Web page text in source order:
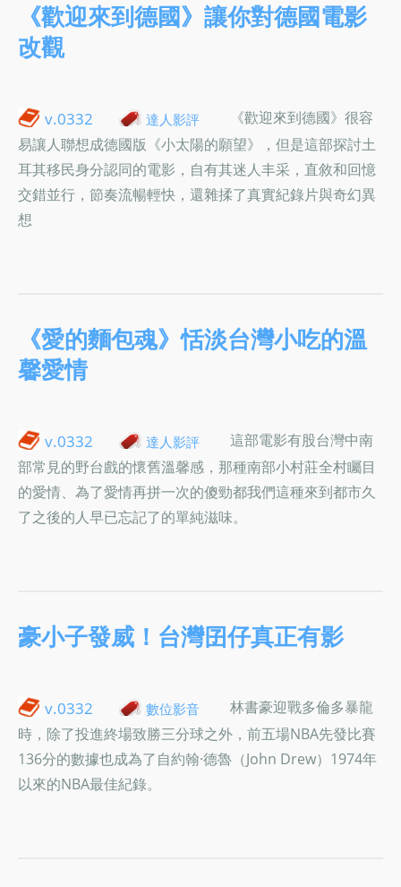
《歡迎來到德國》讓你對德國電影
改觀
v.0332 達人影評
《歡迎來到德國》很容
易讓人聯想成德國版《小太陽的願望》，但是這部探討土
耳其移民身分認同的電影，自有其迷人丰采，直敘和回憶
交錯並行，節奏流暢輕快，還雜揉了真實紀錄片與奇幻異
想
《愛的麵包魂》恬淡台灣小吃的溫
馨愛情
v.0332 達人影評
這部電影有股台灣中南
部常見的野台戲的懷舊溫馨感，那種南部小村莊全村矚目
的愛情、為了愛情再拼一次的傻勁都我們這種來到都市久
了之後的人早已忘記了的單純滋味。
豪小子發威！台灣囝仔真正有影
v.0332 數位影音
林書豪迎戰多倫多暴龍
時，除了投進終場致勝三分球之外，前五場NBA先發比賽
136分的數據也成為了自約翰·德魯（John Drew）1974年
以來的NBA最佳紀錄。